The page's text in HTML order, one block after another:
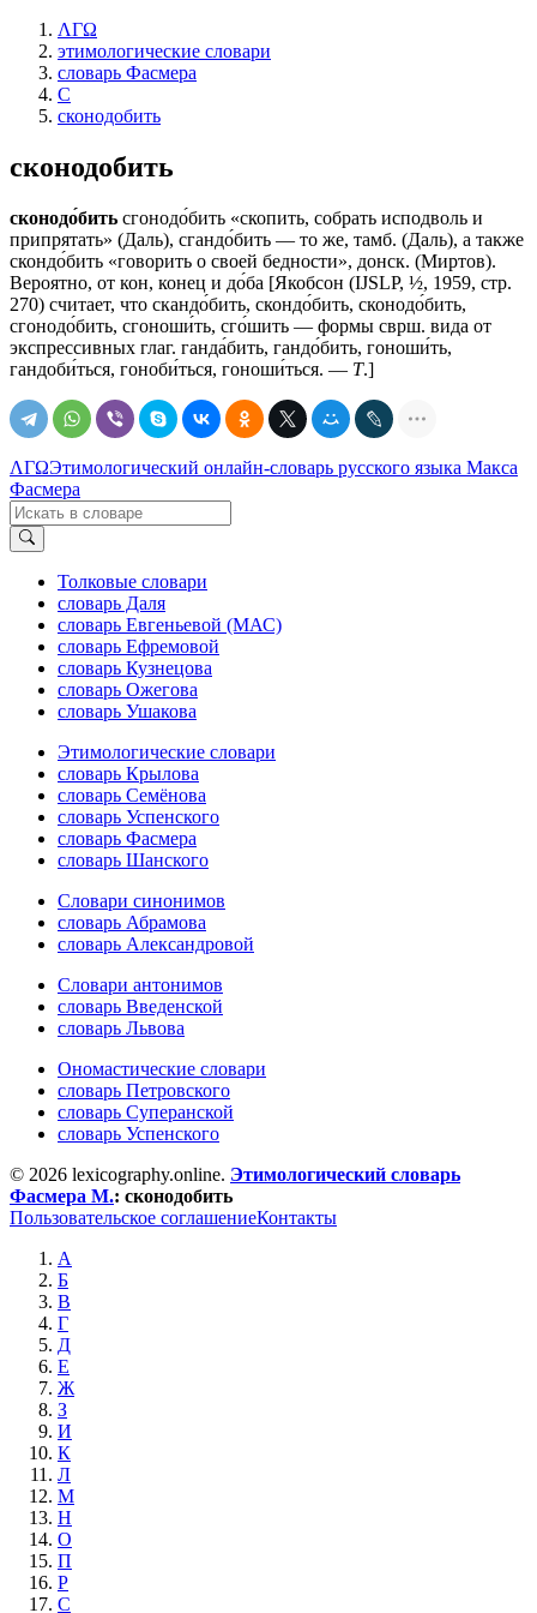
ΛΓΩ
этимологические словари
словарь Фасмера
С
сконодобить
сконодобить
сконодо́бить сгонодо́бить «скопить, собрать исподволь и
припрятать» (Даль), сгандо́бить — то же, тамб. (Даль), а также
скондо́бить «говорить о своей бедности», донск. (Миртов).
Вероятно, от кон, конец и до́ба [Якобсон (IJSLP, ½, 1959, стр.
270) считает, что скандо́бить, скондо́бить, сконодо́бить,
сгонодо́бить, сгоноши́ть, сго́шить — формы сврш. вида от
экспрессивных глаг. ганда́бить, гандо́бить, гоноши́ть,
гандоби́ться, гоноби́ться, гоноши́ться. — Т.]
ΛΓΩЭтимологический онлайн-словарь русского языка Макса
Фасмера
Толковые словари
словарь Даля
словарь Евгеньевой (МАС)
словарь Ефремовой
словарь Кузнецова
словарь Ожегова
словарь Ушакова
Этимологические словари
словарь Крылова
словарь Семёнова
словарь Успенского
словарь Фасмера
словарь Шанского
Словари синонимов
словарь Абрамова
словарь Александровой
Словари антонимов
словарь Введенской
словарь Львова
Ономастические словари
словарь Петровского
словарь Суперанской
словарь Успенского
© 2026 lexicography.online. Этимологический словарь
Фасмера М.: сконодобить
Пользовательское соглашениеКонтакты
А
Б
В
Г
Д
Е
Ж
З
И
К
Л
М
Н
О
П
Р
С